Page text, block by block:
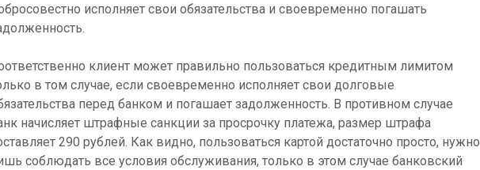
исполняет свои обязательства и своевременно погашать
клиент может правильно пользоваться кредитным лимитом
в том случае, если своевременно исполняет свои долговые
перед банком и погашает задолженность. В противном случае
начисляет штрафные санкции за просрочку платежа, размер штрафа
290 рублей. Как видно, пользоваться картой достаточно просто, нужно
соблюдать все условия обслуживания, только в этом случае банковский